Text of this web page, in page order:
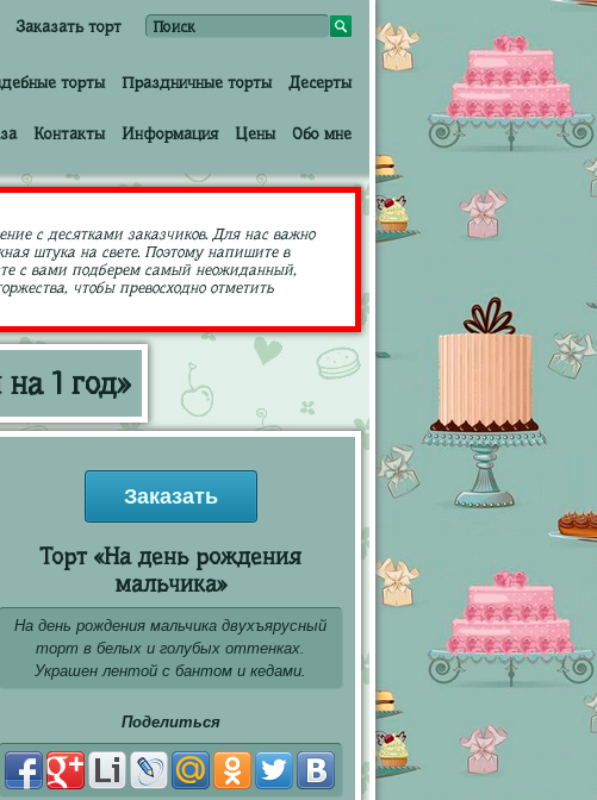
Заказать торт
торты Праздничные торты Десерты
Контакты Информация Цены Обо мне
с десятками заказчиков. Для нас важно
штука на свете. Поэтому напишите в
с вами подберем самый неожиданный,
чтобы превосходно отметить
1 год»
Заказать
Торт «На день рождения
мальчика»
На день рождения мальчика двухъярусный
торт в белых и голубых оттенках.
Украшен лентой с бантом и кедами.
Поделиться